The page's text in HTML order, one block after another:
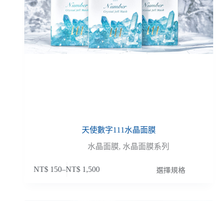
天使數字111水晶面膜
水晶面膜, 水晶面膜系列
NT$ 150–NT$ 1,500 選擇規格